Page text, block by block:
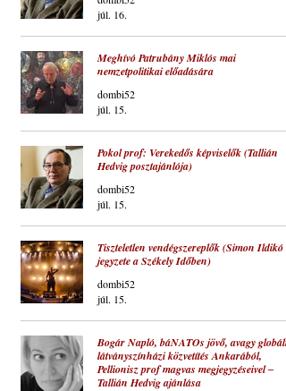
júl. 16.
Meghívó Patrubány Miklós mai
nemzetpolitikai előadására
dombi52
júl. 15.
Pokol prof: Verekedős képviselők (Tallián
Hedvig posztajánlója)
dombi52
júl. 15.
Tiszteletlen vendégszereplők (Simon Ildikó
jegyzete a Székely Időben)
dombi52
júl. 15.
Bogár Napló, báNATOs jövő, avagy globális
látványszínházi közvetítés Ankarából,
Pellionisz prof magvas megjegyzéseivel ‒
Tallián Hedvig ajánlása